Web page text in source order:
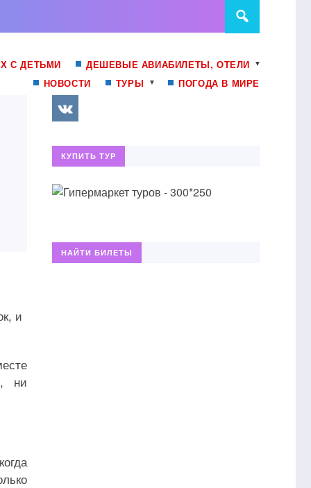
С ДЕТЬМИ
ДЕШЕВЫЕ АВИАБИЛЕТЫ, ОТЕЛИ
НОВОСТИ
ТУРЫ ПОГОДА В МИРЕ
и
ни
КУПИТЬ ТУР
НАЙТИ БИЛЕТЫ